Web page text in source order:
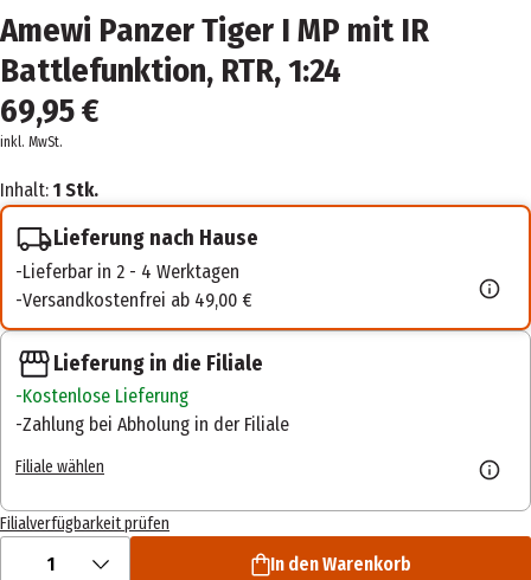
Amewi Panzer Tiger I MP mit IR
Battlefunktion, RTR, 1:24
69,95 €
inkl. MwSt.
Inhalt: 1 Stk.
Lieferung nach Hause
Lieferbar in 2 - 4 Werktagen
Versandkostenfrei ab 49,00 €
Lieferung in die Filiale
Kostenlose Lieferung
Zahlung bei Abholung in der Filiale
Filiale wählen
Filialverfügbarkeit prüfen
1 In den Warenkorb